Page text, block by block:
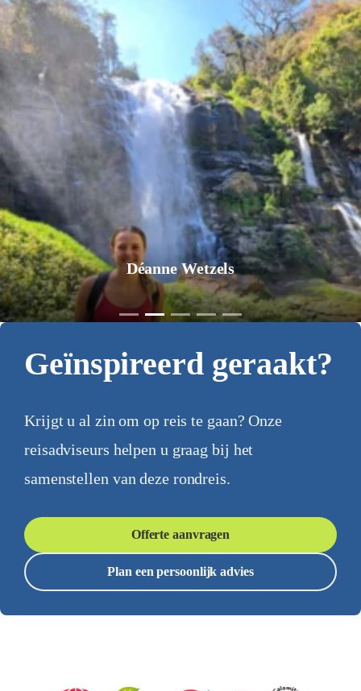
Jurgen Pol
Geïnspireerd geraakt?
Krijgt u al zin om op reis te gaan? Onze
reisadviseurs helpen u graag bij het
samenstellen van deze rondreis.
Offerte aanvragen
Plan een persoonlijk advies